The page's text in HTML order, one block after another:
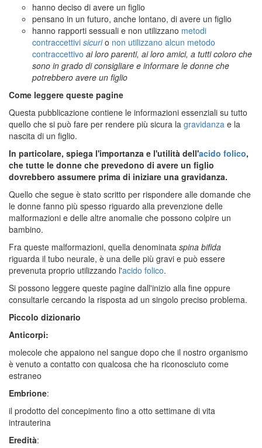
hanno deciso di avere un figlio
pensano in un futuro, anche lontano, di avere un figlio
hanno rapporti sessuali e non utilizzano metodi
contraccettivi sicurio non utilizzano alcun metodo
contraccettivo ai loro parenti, ai loro amici, a tutti coloro che
sono in grado di consigliare e informare le donne che
potrebbero avere un figlio
Come leggere queste pagine
Questa pubblicazione contiene le informazioni essenziali su tutto
quello che si può fare per rendere più sicura la gravidanza e la
nascita di un figlio.
In particolare, spiega l'importanza e l'utilità dell'acido folico,
che tutte le donne che prevedono di avere un figlio
dovrebbero assumere prima di iniziare una gravidanza.
Quello che segue è stato scritto per rispondere alle domande che
le donne fanno più spesso riguardo alla prevenzione delle
malformazioni e delle altre anomalie che possono colpire un
bambino.
Fra queste malformazioni, quella denominata spina bifida
riguarda il tubo neurale, è una delle più gravi e può essere
prevenuta proprio utilizzando l'acido folico.
Si possono leggere queste pagine dall'inizio alla fine oppure
consultarle cercando la risposta ad un singolo preciso problema.
Piccolo dizionario
Anticorpi:
molecole che appaiono nel sangue dopo che il nostro organismo
è venuto a contatto con qualcosa che ha riconosciuto come
estraneo
Embrione:
il prodotto del concepimento fino a otto settimane di vita
intrauterina
Eredità: